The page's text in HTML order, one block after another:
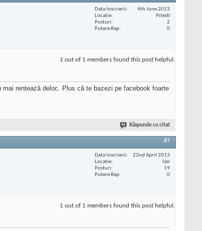
Data înscrierii
4th June 2013
Locaţie
Pitesti
Posturi
2
Putere Rep
0
1 out of 1 members found this post helpful.
rentează deloc. Plus că te bazezi pe facebook foarte
Răspunde cu citat
#7
Data înscrierii
22nd April 2013
Locaţie
Iasi
Posturi
19
Putere Rep
0
1 out of 1 members found this post helpful.